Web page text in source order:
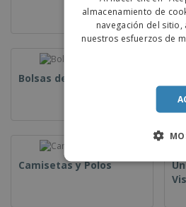
Bolsas de Plástico
Camisetas y Polos
almacenamiento de
navegación del
nuestros esfuerzos de